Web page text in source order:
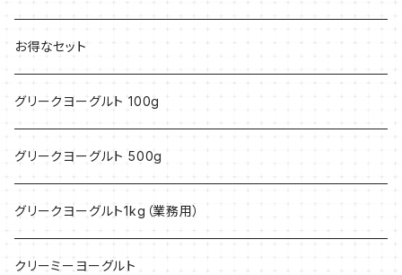
お得なセット
グリークヨーグルト 100g
グリークヨーグルト 500g
グリークヨーグルト1kg（業務用）
クリーミーヨーグルト